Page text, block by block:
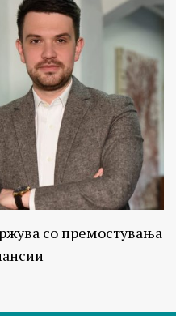
со премостувања